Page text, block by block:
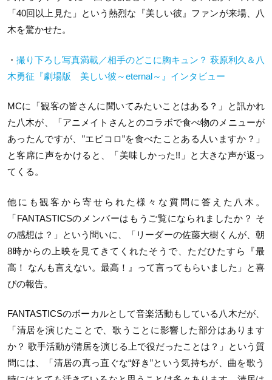
「40回以上見た」という熱烈な『美しい彼』ファンが来場、八
木を驚かせた。
・ 撮り下ろし写真満載／相手のどこに胸キュン？ 萩原利久＆八
木勇征『劇場版 美しい彼～eternal～』インタビュー
MCに「観客の皆さんに聞いてみたいことはある？」と訊かれ
た八木が、「アニメイトさんとのコラボで食べ物のメニューが
あったんですが、”エビコロ”を食べたことある人いますか？」
と客席に声をかけると、「美味しかった!!」と大きな声が返っ
てくる。
他にも観客から寄せられた様々な質問に答えた八木。
「FANTASTICSのメンバーはもうご覧になられましたか？ そ
の感想は？」という問いに、「リーダーの佐藤大樹くんが、朝
8時からの上映を見てきてくれたそうで、ただひたすら『最
高！ なんも言えない。最高！』って言ってもらいました」と喜
びの報告。
FANTASTICSのボーカルとして音楽活動もしている八木だが、
「清居を演じたことで、歌うことに影響した部分はあります
か？ 歌手活動が清居を演じる上で役だったことは？」という質
問には、「清居の真っ直ぐな“好き”という気持ちが、曲を歌う